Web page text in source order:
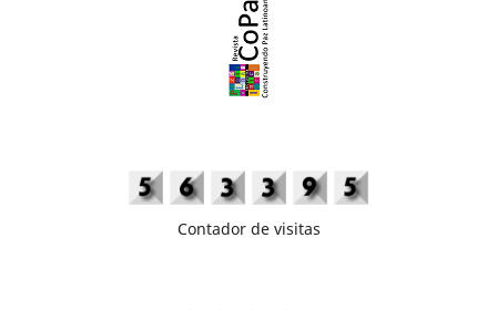
Contador de visitas